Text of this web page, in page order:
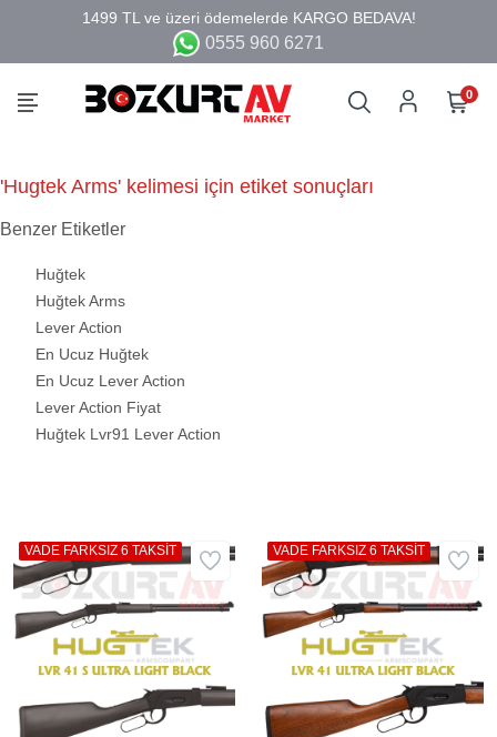
0555 960 6271
0
'Hugtek Arms' kelimesi için etiket sonuçları
Benzer Etiketler
Huğtek
Huğtek Arms
Lever Action
En Ucuz Huğtek
En Ucuz Lever Action
Lever Action Fiyat
Huğtek Lvr91 Lever Action
VADE FARKSIZ 6 TAKSİT VADE FARKSIZ 6 TAKSİT